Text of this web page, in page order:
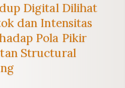
Digital Dilihat
dan Intensitas
Pola Pikir
Structural